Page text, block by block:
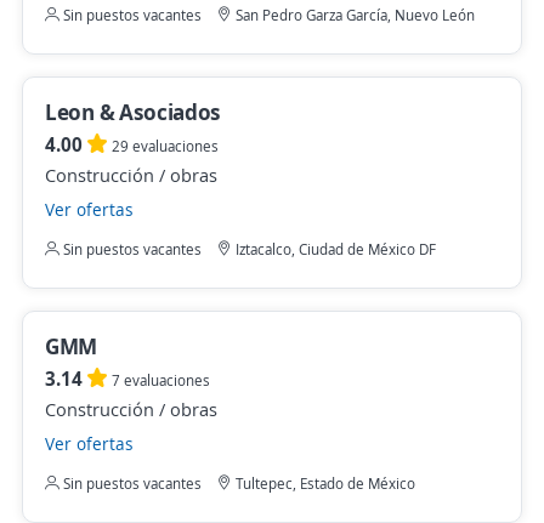
Sin puestos vacantes San Pedro Garza García, Nuevo León
Leon & Asociados
4.00 29 evaluaciones
Construcción / obras
Ver ofertas
Sin puestos vacantes Iztacalco, Ciudad de México DF
GMM
3.14 7 evaluaciones
Construcción / obras
Ver ofertas
Sin puestos vacantes Tultepec, Estado de México